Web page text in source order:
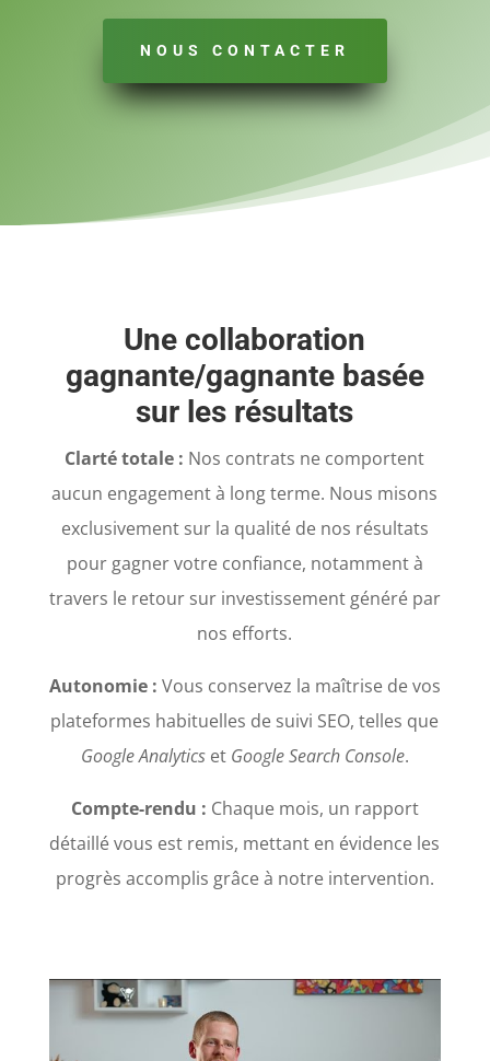
NOUS CONTACTER
Une collaboration
gagnante/gagnante basée
sur les résultats
Clarté totale : Nos contrats ne comportent
aucun engagement à long terme. Nous misons
exclusivement sur la qualité de nos résultats
pour gagner votre confiance, notamment à
travers le retour sur investissement généré par
nos efforts.
Autonomie : Vous conservez la maîtrise de vos
plateformes habituelles de suivi SEO, telles que
GoogleAnalyticset Google Search Console.
Compte-rendu : Chaque mois, un rapport
détaillé vous est remis, mettant en évidence les
progrès accomplis grâce à notre intervention.